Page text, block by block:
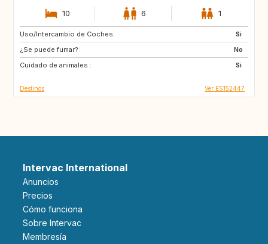
10 6 1
Uso/Intercambio de Coches:
Si
¿Se puede fumar?:
No
Cuidado de animales :
Si
CH
Destinos Ver ES152447
Intervac International
Anuncios
Precios
Cómo funciona
Sobre Intervac
Membresía